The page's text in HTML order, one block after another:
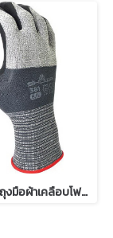
381 SHOWA ถุงมือผ้าเคลือบโฟมไนไตร